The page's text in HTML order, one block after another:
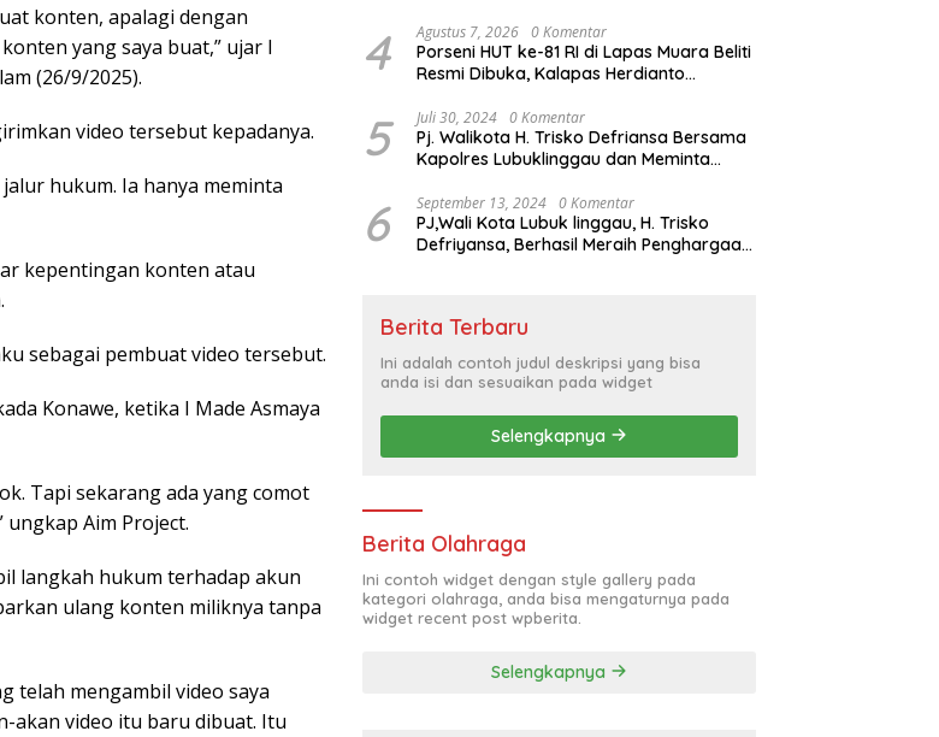
konten, apalagi dengan
yang saya buat,” ujar I
(26/9/2025).
video tersebut kepadanya.
hukum. Ia hanya meminta
kepentingan konten atau
sebagai pembuat video tersebut.
Konawe, ketika I Made Asmaya
Tapi sekarang ada yang comot
Aim Project.
langkah hukum terhadap akun
ulang konten miliknya tanpa
telah mengambil video saya
akan video itu baru dibuat. Itu
Mendengarkan Pidato Kenegaraan
Presiden RI Dalam Rangka HUT ke-79
4 Agustus 7, 2026 0 Komentar
Porseni HUT ke-81 RI di Lapas Muara Beliti
Resmi Dibuka, Kalapas Herdianto
Warga Binaan.
5 Juli 30, 2024 0 Komentar
Pj. Walikota H. Trisko Defriansa Bersama
Kapolres Lubuklinggau dan Meminta
Hajatan Politik
6 September 13, 2024 0 Komentar
PJ,Wali Kota Lubuk linggau, H. Trisko
Defriyansa, Berhasil Meraih Penghargaan
Berita Terbaru
Ini adalah contoh judul deskripsi yang bisa
anda isi dan sesuaikan pada widget
Selengkapnya
Berita Olahraga
Ini contoh widget dengan style gallery pada
kategori olahraga, anda bisa mengaturnya pada
widget recent post wpberita.
Selengkapnya